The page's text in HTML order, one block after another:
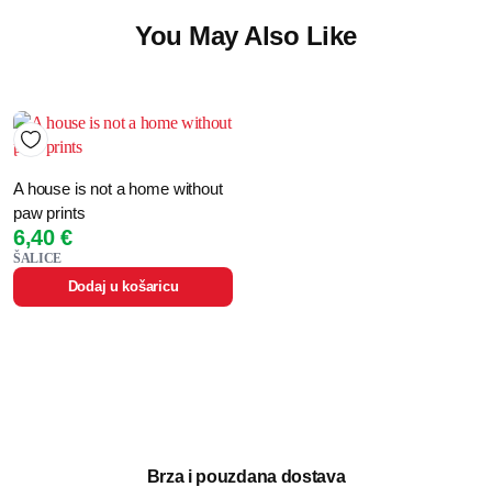
You May Also Like
A house is not a home without
paw prints
6,40 €
ŠALICE
Dodaj u košaricu
Brza i pouzdana dostava